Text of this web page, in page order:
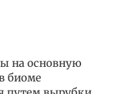
на основную
биоме